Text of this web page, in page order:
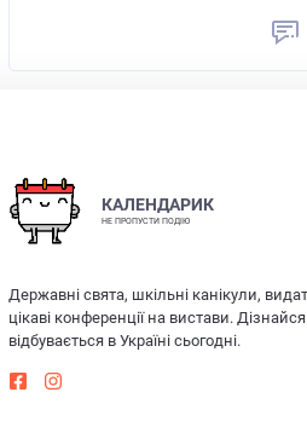
КАЛЕНДАРИК
НЕ ПРОПУСТИ ПОДІЮ
Державні свята, шкільні канікули,
цікаві конференції на вистави.
відбувається в Україні сьогодні.